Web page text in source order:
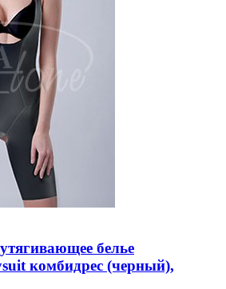
белье
комбидрес (черный),